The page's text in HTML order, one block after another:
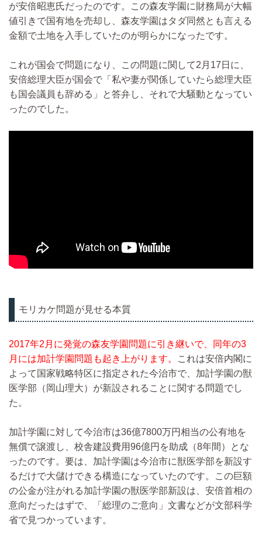
が安倍昭恵氏だったのです。この森友学園に財務局が大幅
値引きで国有地を売却し、森友学園はタダ同然とも言える
金額で土地を入手していたのが明らかになったです。
これが国会で問題になり、この問題に関して2月17日に、
安倍総理大臣が国会で「私や妻が関係していたら総理大臣
も国会議員も辞める」と答弁し、それで大騒動となってい
ったのでした。
モリカケ問題が見せる本質
2017年2月に発覚の森友学園問題に引き継いで、同年の3
月には加計学園問題も起き上がります。
これは安倍内閣に
よって国家戦略特区に指定された今治市で、加計学園の獣
医学部（岡山理大）が新設されることに関する問題でし
た。
加計学園に対して今治市は36億7800万円相当の公有地を
無償で譲渡し、校舎建設費用96億円を助成（8年間）とな
ったのです。要は、加計学園は今治市に獣医学部を新設す
るだけで大儲けできる構造になっていたのです。この巨額
の公金が注がれる加計学園の獣医学部新設は、安倍首相の
意向だったはずで、「総理のご意向」文書などが文部科学
省で見つかっています。